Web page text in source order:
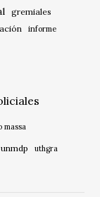
gremiales
informe
massa
unmdp
uthgra